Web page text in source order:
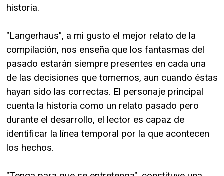
historia.
"Langerhaus", a mi gusto el mejor relato de la
compilación, nos enseña que los fantasmas del
pasado estarán siempre presentes en cada una
de las decisiones que tomemos, aun cuando éstas
hayan sido las correctas. El personaje principal
cuenta la historia como un relato pasado pero
durante el desarrollo, el lector es capaz de
identificar la línea temporal por la que acontecen
los hechos.